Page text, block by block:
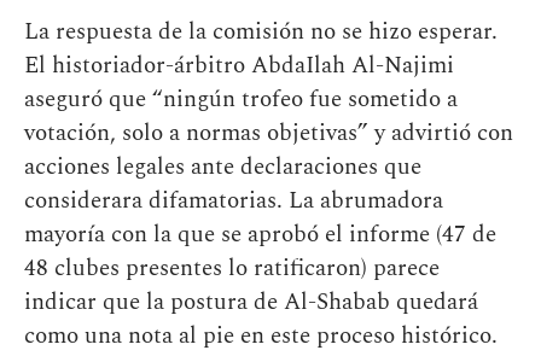
La respuesta de la comisión no se hizo esperar.
El historiador-árbitro AbdaIlah Al-Najimi
aseguró que “ningún trofeo fue sometido a
votación, solo a normas objetivas” y advirtió con
acciones legales ante declaraciones que
considerara difamatorias. La abrumadora
mayoría con la que se aprobó el informe (47 de
48 clubes presentes lo ratificaron) parece
indicar que la postura de Al-Shabab quedará
como una nota al pie en este proceso histórico.